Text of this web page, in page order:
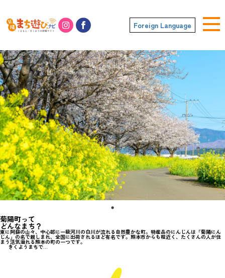
Foreign Language
菊陽町って
どんなまち？
東に阿蘇の山々、中心部に一級河川の白川が流れる自然豊かな町。特産品のにんじんは「菊陽にん
じん」の名で親しまれ、全国に出荷されるほど有名です。熊本市からも程近く、たくさんの人が住
まう活気溢れる熊本の町の一つです。
きくようまちで...